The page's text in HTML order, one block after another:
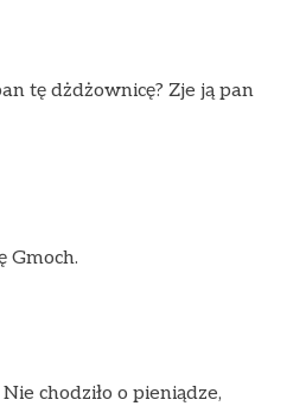
tę dżdżownicę? Zje ją pan
Gmoch.
chodziło o pieniądze,